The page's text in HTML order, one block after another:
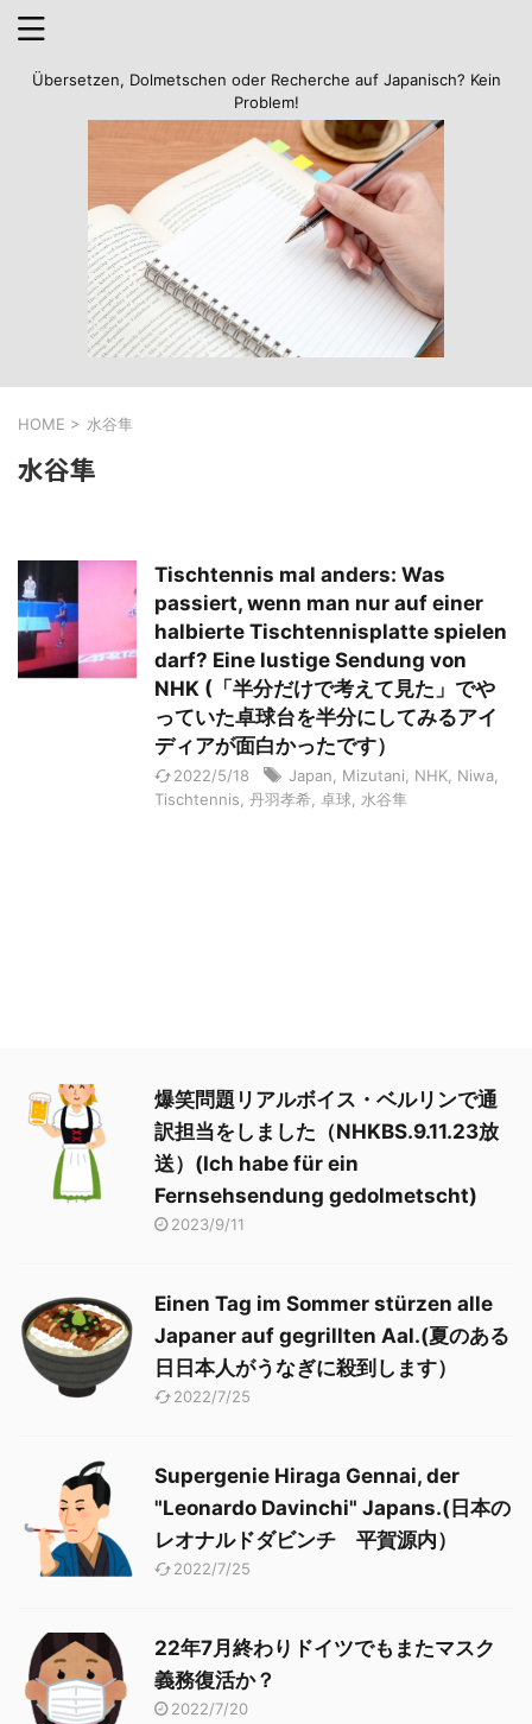
Übersetzen, Dolmetschen oder Recherche auf Japanisch? Kein
Problem!
HOME > 水谷隼
水谷隼
Tischtennis mal anders: Was
passiert, wenn man nur auf einer
halbierte Tischtennisplatte spielen
darf? Eine lustige Sendung von
NHK (「半分だけで考えて見た」でや
っていた卓球台を半分にしてみるアイ
ディアが面白かったです）
2022/5/18 Japan Mizutani NHK Niwa
Tischtennis 丹羽孝希 卓球 水谷隼
爆笑問題リアルボイス・ベルリンで通
訳担当をしました（NHKBS.9.11.23放
送）(Ich habe für ein
Fernsehsendung gedolmetscht)
2023/9/11
Einen Tag im Sommer stürzen alle
Japaner auf gegrillten Aal.(夏のある
日日本人がうなぎに殺到します）
2022/7/25
Supergenie Hiraga Gennai, der
"Leonardo Davinchi" Japans.(日本の
レオナルドダビンチ 平賀源内）
2022/7/25
22年7月終わりドイツでもまたマスク
義務復活か？
2022/7/20